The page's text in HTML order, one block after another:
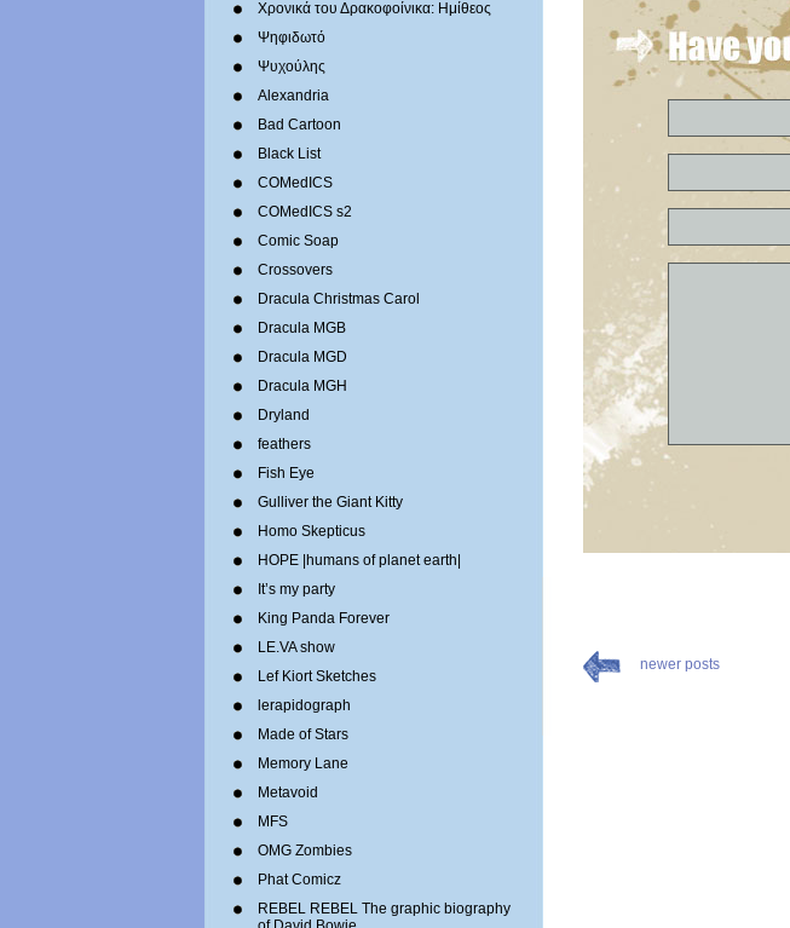
Χρονικά του Δρακοφοίνικα: Ημίθεος
Ψηφιδωτό
Ψυχούλης
Alexandria
Bad Cartoon
Black List
COMedICS
COMedICS s2
Comic Soap
Crossovers
Dracula Christmas Carol
Dracula MGB
Dracula MGD
Dracula MGH
Dryland
feathers
Fish Eye
Gulliver the Giant Kitty
Homo Skepticus
HOPE |humans of planet earth|
It’s my party
King Panda Forever
LE.VA show
Lef Kiort Sketches
lerapidograph
Made of Stars
Memory Lane
Metavoid
MFS
OMG Zombies
Phat Comicz
REBEL REBEL The graphic biography
newer posts